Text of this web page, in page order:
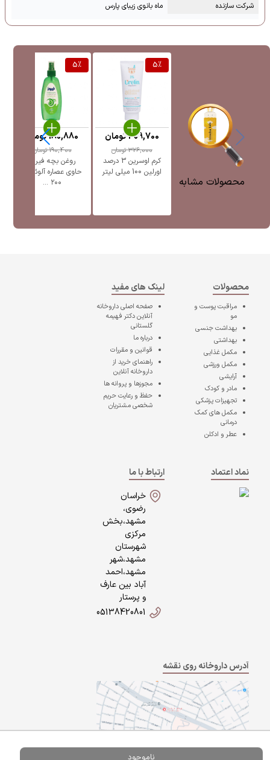
شرکت سازنده ماه بانوی زیبای پارس
محصولات مشابه
5%
کرم اوسرین 3 درصد
اورلین 100 میلی لیتر
326,000تومان
309,700تومان
5%
روغن بچه فیروز
حاوی عصاره آلوئه ورا
۲۰۰ ...
190,400تومان
180,880تومان
ناموجود
محصولات
مراقبت پوست و
مو
بهداشت جنسی
بهداشتی
مکمل غذایی
مکمل ورزشی
آرایشی
مادر و کودک
تجهیزات پزشکی
مکمل های کمک
درمانی
عطر و ادکلن
لینک های مفید
صفحه اصلیداروخانه
آنلاین دکتر فهیمه
گلستانی
درباره ما
قوانین و مقررات
راهنمای خرید از
داروخانه آنلاین
مجوزها و پروانه ها
حفظ و رعایت حریم
شخصی مشتریان
نماد اعتماد
ارتباط با ما
خراسان
رضوی،
مشهد،بخش
مرکزی
شهرستان
مشهد،شهر
مشهد،احمد
آباد بین عارف
و پرستار
05138420801
آدرس داروخانه روی نقشه